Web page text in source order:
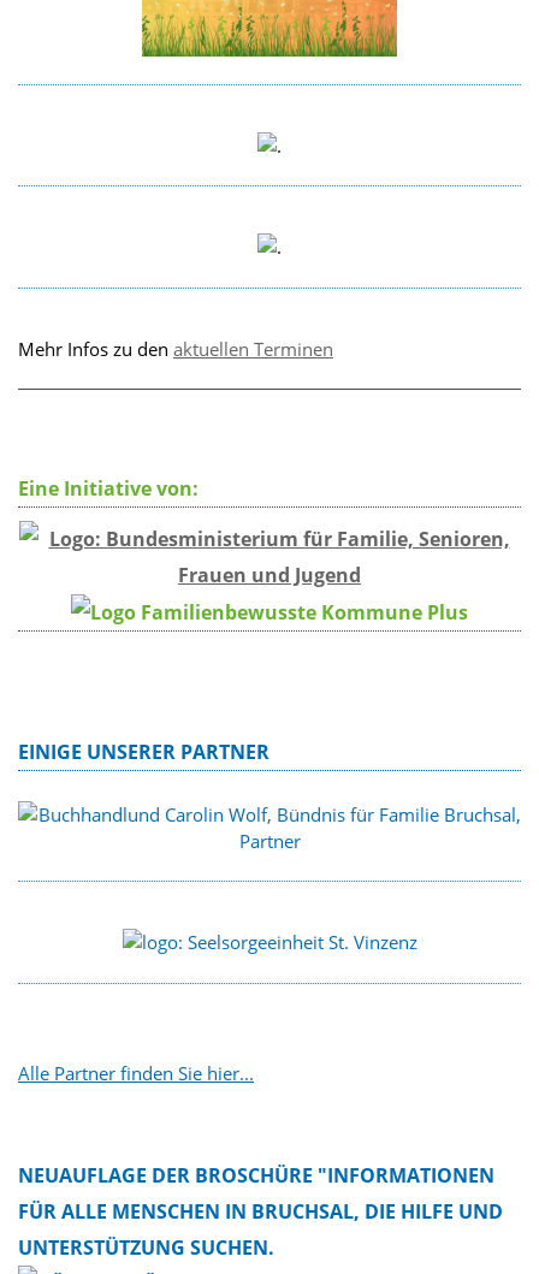
Mehr Infos zu den aktuellen Terminen
Eine Initiative von:
EINIGE UNSERER PARTNER
Alle Partner finden Sie hier...
NEUAUFLAGE DER BROSCHÜRE "INFORMATIONEN
FÜR ALLE MENSCHEN IN BRUCHSAL, DIE HILFE UND
UNTERSTÜTZUNG SUCHEN.